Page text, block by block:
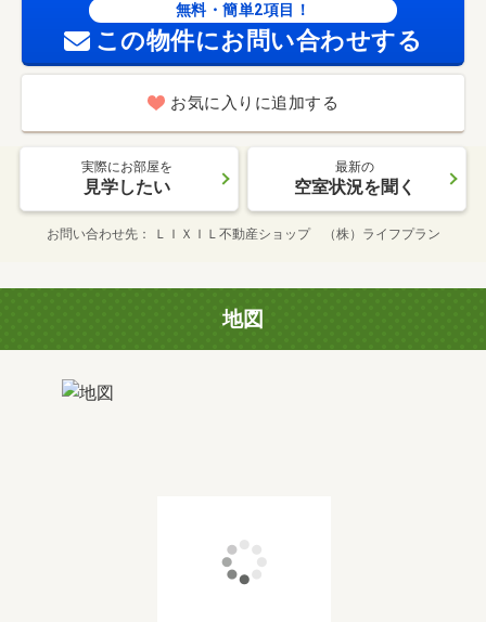
無料・簡単2項目！
この物件にお問い合わせする
お気に入りに追加する
実際にお部屋を
見学したい
最新の
空室状況を聞く
お問い合わせ先 ＬＩＸＩＬ不動産ショップ （株）ライフプラン
地図